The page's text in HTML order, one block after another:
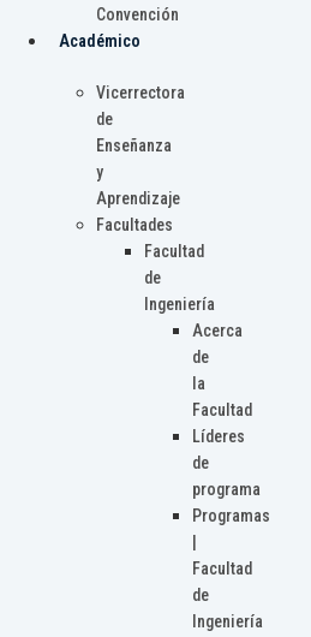
Convención
Académico
Vicerrectora
de
Enseñanza
y
Aprendizaje
Facultades
Facultad
de
Ingeniería
Acerca
de
la
Facultad
Líderes
de
programa
Programas
Facultad
de
Ingeniería